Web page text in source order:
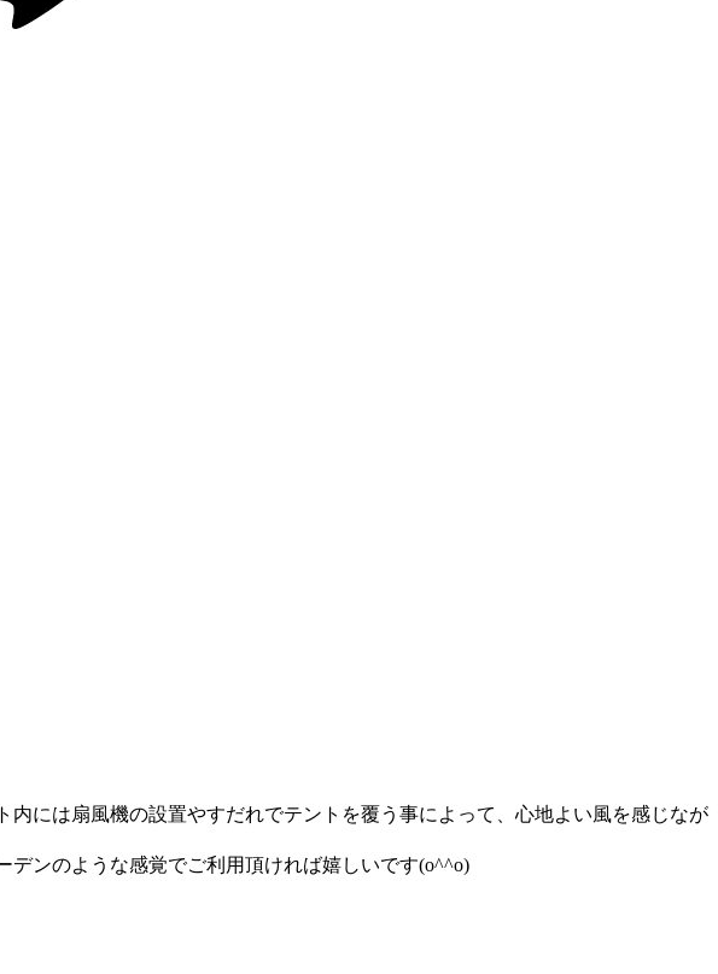
には扇風機の設置やすだれでテントを覆う事によって、心地よい風を感じなが
ンのような感覚でご利用頂ければ嬉しいです(o^^o)